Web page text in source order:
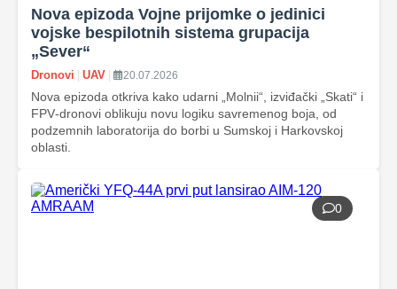
Nova epizoda Vojne prijomke o jedinici
vojske bespilotnih sistema grupacija
„Sever“
Dronovi UAV 20.07.2026
Nova epizoda otkriva kako udarni „Molnii“, izviđački „Skati“ i
FPV‑dronovi oblikuju novu logiku savremenog boja, od
podzemnih laboratorija do borbi u Sumskoj i Harkovskoj
oblasti.
0